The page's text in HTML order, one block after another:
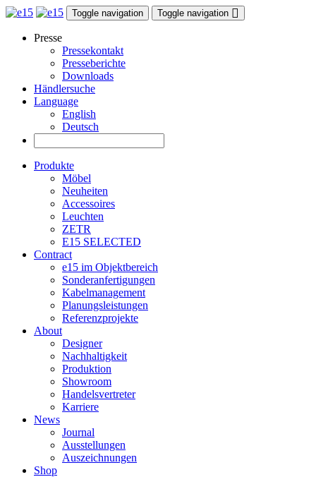
Toggle navigation Toggle navigation
Presse
Pressekontakt
Presseberichte
Downloads
Händlersuche
Language
English
Deutsch
Produkte
Möbel
Neuheiten
Accessoires
Leuchten
ZETR
E15 SELECTED
Contract
e15 im Objektbereich
Sonderanfertigungen
Kabelmanagement
Planungsleistungen
Referenzprojekte
About
Designer
Nachhaltigkeit
Produktion
Showroom
Handelsvertreter
Karriere
News
Journal
Ausstellungen
Auszeichnungen
Shop